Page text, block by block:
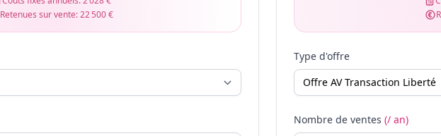
Retenues sur vente:22 500 €
Type d'offre
Nombre de ventes (/ an)